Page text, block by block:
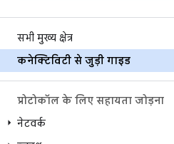
सभी मुख्य क्षेत्र
कनेक्टिविटी से जुड़ी गाइड
प्रोटोकॉल के लिए सहायता जोड़ना
नेटवर्क